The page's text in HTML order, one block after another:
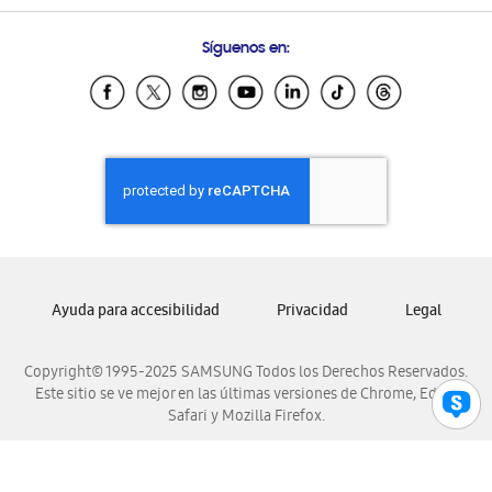
Samsung Ecuador
Samsung El Salvador
Samsung Honduras
Samsung Nicaragua
Samsung Panamá
Samsung Venezuela
Síguenos en:
Copyright© 1995-2025 SAMSUNG Todos los Derechos Reservados.
Este sitio se ve mejor en las últimas versiones de Chrome, Edge,
Safari y Mozilla Firefox.
Ayuda para accesibilidad Privacidad Legal